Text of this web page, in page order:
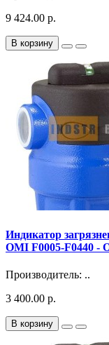
9 424.00 р.
В корзину
Индикатор
OMI F0005-F0440 -
Производитель: ..
3 400.00 р.
В корзину